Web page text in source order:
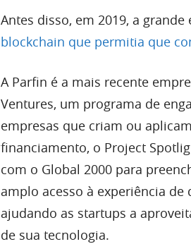
Antes disso, em 2019, a
blockchain que permitia que
A Parfin é a mais recente
Ventures, um programa de
empresas que criam ou
financiamento, o Project
com o Global 2000 para
amplo acesso à experiência
ajudando as startups a
de sua tecnologia.